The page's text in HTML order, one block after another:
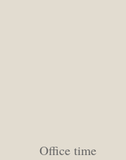
Office time